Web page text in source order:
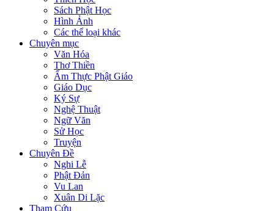
Sách Phật Học
Hình Ảnh
Các thể loại khác
Chuyên mục
Văn Hóa
Thơ Thiền
Ẩm Thực Phật Giáo
Giáo Dục
Ký Sự
Nghệ Thuật
Ngữ Văn
Sử Học
Truyện
Chuyên Đề
Nghi Lễ
Phật Đản
Vu Lan
Xuân Di Lặc
Tham Cứu